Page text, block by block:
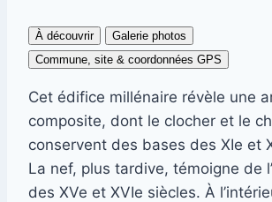
À découvrir
Galerie photos
Commune, site & coordonnées GPS
Cet édifice millénaire révèle une
composite, dont le clocher et le
conservent des bases des XIe et
La nef, plus tardive, témoigne de
des XVe et XVIe siècles. À